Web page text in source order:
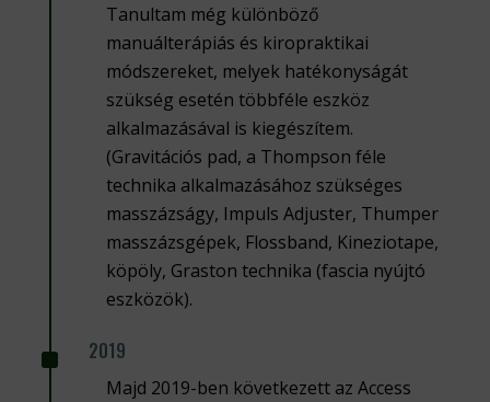
Tanultam még különböző
manuálterápiás és kiropraktikai
módszereket, melyek hatékonyságát
szükség esetén többféle eszköz
alkalmazásával is kiegészítem.
(Gravitációs pad, a Thompson féle
technika alkalmazásához szükséges
masszázságy, Impuls Adjuster, Thumper
masszázsgépek, Flossband, Kineziotape,
köpöly, Graston technika (fascia nyújtó
eszközök).
^ 2019
Majd 2019-ben következett az Access